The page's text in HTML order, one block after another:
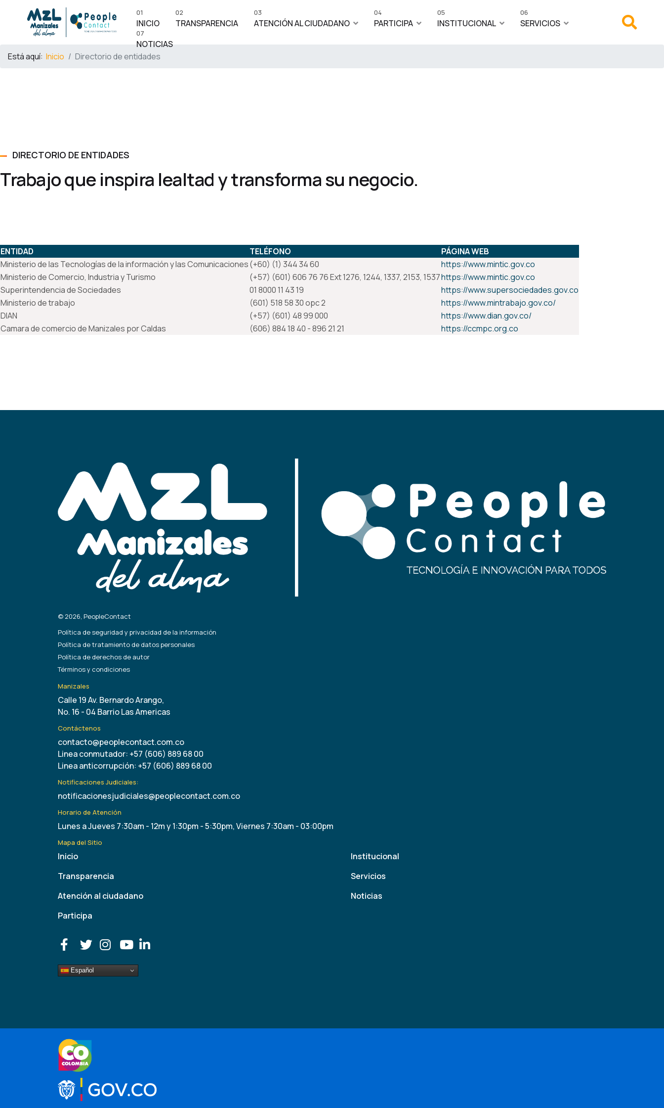
INICIO
01
TRANSPARENCIA
02
ATENCIÓN AL CIUDADANO
03
PARTICIPA
04
INSTITUCIONAL
05
SERVICIOS
06
NOTICIAS
07
Está aquí: Inicio Directorio de entidades
DIRECTORIO DE ENTIDADES
Trabajo que inspira lealtad y transforma su negocio.
ENTIDAD TELÉFONO
PÁGINA WEB
Ministerio de las Tecnologías de la información y las Comunicaciones(+60) (1) 344 34 60
https://www.mintic.gov.co
Ministerio de Comercio, Industria y Turismo
(+57) (601) 606 76 76 Ext 1276, 1244, 1337, 2153, 1537https://www.mintic.gov.co
Superintendencia de Sociedades
01 8000 11 43 19
https://www.supersociedades.gov.co
Ministerio de trabajo
(601) 518 58 30 opc 2
https://www.mintrabajo.gov.co/
DIAN
(+57) (601) 48 99 000
https://www.dian.gov.co/
Camara de comercio de Manizales por Caldas
(606) 884 18 40 - 896 21 21 https://ccmpc.org.co
© 2026, PeopleContact
Política de seguridad y privacidad de la información
Política de tratamiento de datos personales
Política de derechos de autor
Términos y condiciones
Manizales
Calle 19 Av. Bernardo Arango,
No. 16 - 04 Barrio Las Americas
Contáctenos
contacto@peoplecontact.com.co
Linea conmutador: +57 (606) 889 68 00
Linea anticorrupción: +57 (606) 889 68 00
Notificaciones Judiciales:
notificacionesjudiciales@peoplecontact.com.co
Horario de Atención
Lunes a Jueves 7:30am - 12m y 1:30pm - 5:30pm, Viernes 7:30am - 03:00pm
Mapa del Sitio
Inicio
Transparencia
Atención al ciudadano
Participa
Institucional
Servicios
Noticias
Español